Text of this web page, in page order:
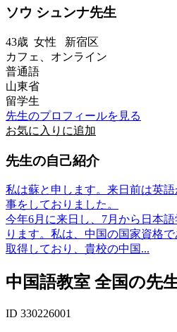
ソウ シュンナ先生
43歳 女性 新宿区
カフェ、オンライン
普通語
山東省
留学生
先生のプロフィールを見る
お気に入りに追加
先生の自己紹介
私は蘇と申します。来日前は英
事をしておりました。
今年6月に来日し、7月から日本
ります。私は、中国の国家資格
取得しており、貴校の中国...
中国語教室 全国の先
ID 330226001